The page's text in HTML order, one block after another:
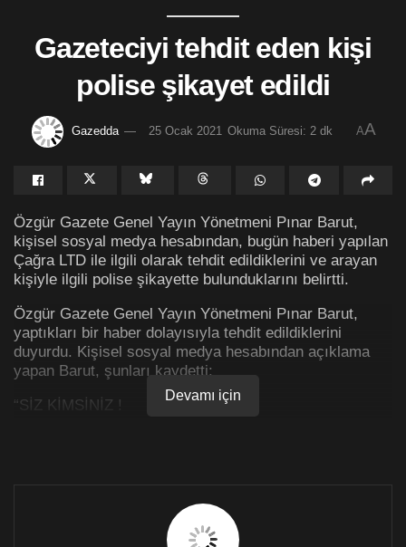
Gazeteciyi tehdit eden kişi
polise şikayet edildi
Gazedda 25 Ocak 2021 Okuma Süresi: 2 dk AA
Özgür Gazete Genel Yayın Yönetmeni Pınar Barut,
kişisel sosyal medya hesabından, bugün haberi yapılan
Çağra LTD ile ilgili olarak tehdit edildiklerini ve arayan
kişiyle ilgili polise şikayette bulunduklarını belirtti.
Özgür Gazete Genel Yayın Yönetmeni Pınar Barut,
yaptıkları bir haber dolayısıyla tehdit edildiklerini
duyurdu. Kişisel sosyal medya hesabından açıklama
yapan Barut, şunları kaydetti:
“SİZ KİMSİNİZ !
Burası sizin bir gazeteciyi arayıp tehdit edeceğiniz
Devamı için